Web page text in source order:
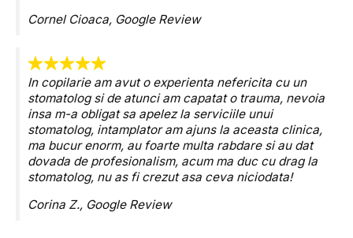
Cornel Cioaca, Google Review
In copilarie am avut o experienta nefericita cu un
stomatolog si de atunci am capatat o trauma, nevoia
insa m-a obligat sa apelez la serviciile unui
stomatolog, intamplator am ajuns la aceasta clinica,
ma bucur enorm, au foarte multa rabdare si au dat
dovada de profesionalism, acum ma duc cu drag la
stomatolog, nu as fi crezut asa ceva niciodata!
Corina Z., Google Review